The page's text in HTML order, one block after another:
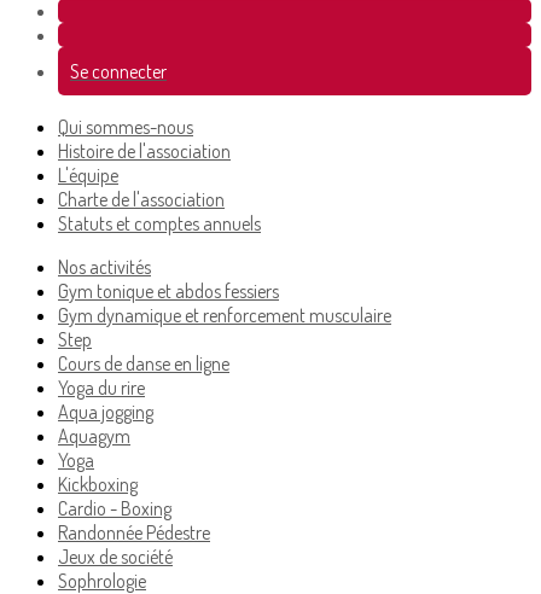
Se connecter
Qui sommes-nous
Histoire de l'association
L'équipe
Charte de l'association
Statuts et comptes annuels
Nos activités
Gym tonique et abdos fessiers
Gym dynamique et renforcement musculaire
Step
Cours de danse en ligne
Yoga du rire
Aqua jogging
Aquagym
Yoga
Kickboxing
Cardio - Boxing
Randonnée Pédestre
Jeux de société
Sophrologie